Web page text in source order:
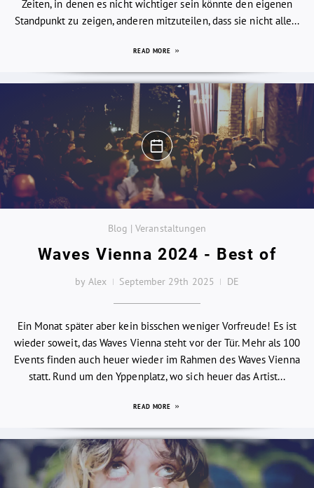
Zeiten, in denen es nicht wichtiger sein könnte den eigenen
Standpunkt zu zeigen, anderen mitzuteilen, dass sie nicht alle...
READ MORE
Blog | Veranstaltungen
Waves Vienna 2024 - Best of
by Alex September 29th 2025 DE
Ein Monat später aber kein bisschen weniger Vorfreude! Es ist
wieder soweit, das Waves Vienna steht vor der Tür. Mehr als 100
Events finden auch heuer wieder im Rahmen des Waves Vienna
statt. Rund um den Yppenplatz, wo sich heuer das Artist...
READ MORE